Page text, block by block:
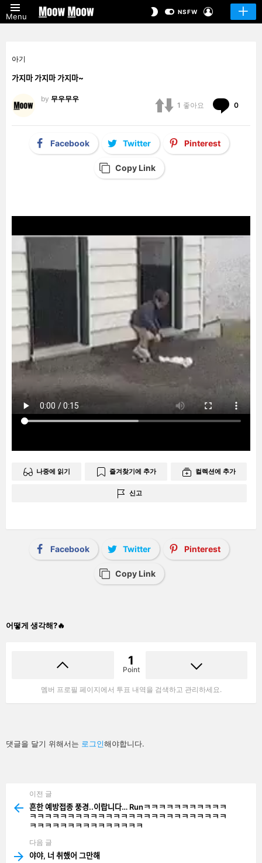
Menu
SWITCHNSFW
아기
가지마 가지마 가지마~
by 무우무우
1 좋아요 0
Facebook Twitter Pinterest
Copy Link
나중에 읽기 즐겨찾기에 추가 컬렉션에 추가
신고
Facebook Twitter Pinterest
Copy Link
어떻게 생각해?🔥
1
Point
멤버 프로필 페이지에서 투표 내역을 검색하고 관리하세요.
답
글
댓글을 달기 위해서는 로그인해야합니다.
more
이전 글
흔한 예방접종 풍경..이랍니다… Runㅋㅋㅋㅋㅋㅋㅋㅋㅋㅋㅋ
ㅋㅋㅋㅋㅋㅋㅋㅋㅋㅋㅋㅋㅋㅋㅋㅋㅋㅋㅋㅋㅋㅋㅋㅋㅋㅋ
ㅋㅋㅋㅋㅋㅋㅋㅋㅋㅋㅋㅋㅋㅋㅋ
다음 글
야야, 너 취했어 그만해